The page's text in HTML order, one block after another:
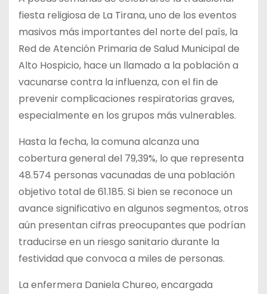
fiesta religiosa de La Tirana, uno de los eventos
masivos más importantes del norte del país, la
Red de Atención Primaria de Salud Municipal de
Alto Hospicio, hace un llamado a la población a
vacunarse contra la influenza, con el fin de
prevenir complicaciones respiratorias graves,
especialmente en los grupos más vulnerables.
Hasta la fecha, la comuna alcanza una
cobertura general del 79,39%, lo que representa
48.574 personas vacunadas de una población
objetivo total de 61.185. Si bien se reconoce un
avance significativo en algunos segmentos, otros
aún presentan cifras preocupantes que podrían
traducirse en un riesgo sanitario durante la
festividad que convoca a miles de personas.
La enfermera Daniela Chureo, encargada